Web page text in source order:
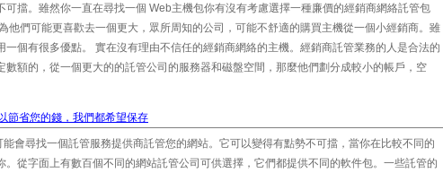
擋。雖然你一直在尋找一個 Web主機包你有沒有考慮選擇一種廉價的經銷商網絡託管包
他們可能更喜歡去一個更大，眾所周知的公司，可能不舒適的購買主機從一個小經銷商。雖
個有很多優點。 實在沒有理由不信任的經銷商網絡的主機。經銷商託管業務的人是合法的
額的，從一個更大的的託管公司的服務器和磁盤空間，那麼他們劃分成較小的帳戶，空
節省您的錢，我們都希望保存
會尋找一個託管服務提供商託管您的網站。它可以變得有點勢不可擋，當你在比較不同的
從字面上有數百個不同的網站託管公司可供選擇，它們都提供不同的軟件包。一些託管的